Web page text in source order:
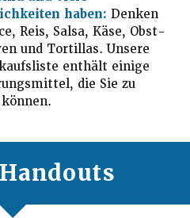
haben: Denken
Reis, Salsa, Käse, Obst-
und Tortillas. Unsere
enthält einige
die Sie zu